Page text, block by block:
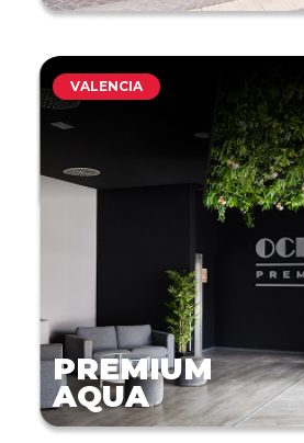
VALENCIA
PREMIUM
AQUA